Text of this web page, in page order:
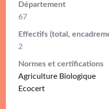
Département
67
Effectifs (total,
2
Normes et certifications
Agriculture Biologique
Ecocert